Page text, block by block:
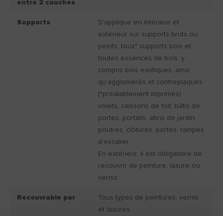
entre 2 couches
Supports
S'applique en intérieur et
extérieur sur supports bruts ou
peints, tous* supports bois et
toutes essences de bois, y
compris bois exotiques, ainsi
qu’agglomérés et contreplaqués
(*préalablement imprimés) :
volets, caissons de toit, bâtis de
portes, portails, abris de jardin,
poutres, clôtures, portes, rampes
d’escalier.
En extérieur, il est obligatoire de
recouvrir de peinture, lasure ou
vernis.
Recouvrable par
Tous types de peintures, vernis
et lasures.